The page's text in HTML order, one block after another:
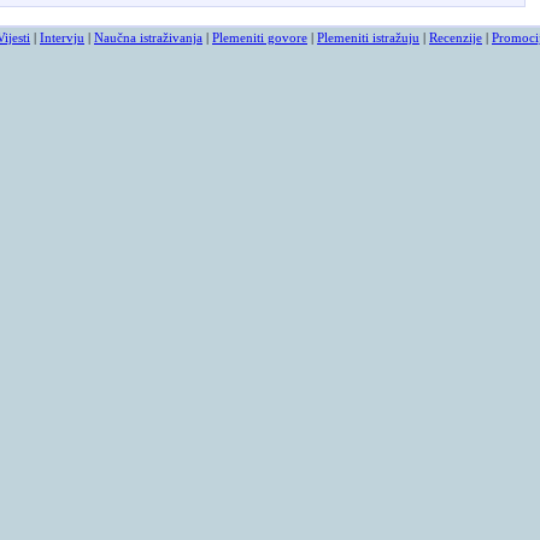
| Intervju | Naučna istraživanja | Plemeniti govore | Plemeniti istražuju | Recenzije |